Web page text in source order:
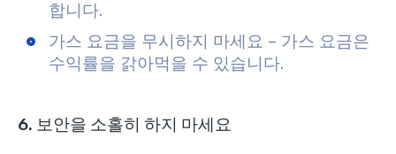
합니다.
가스 요금을 무시하지 마세요 – 가스 요금은
수익률을 갉아먹을 수 있습니다.
6. 보안을 소홀히 하지 마세요